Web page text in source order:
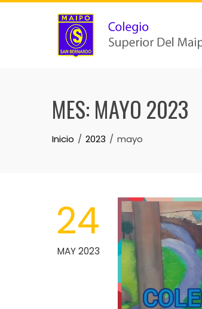
MES: MAYO 2023
Inicio 2023 mayo
24
MAY 2023